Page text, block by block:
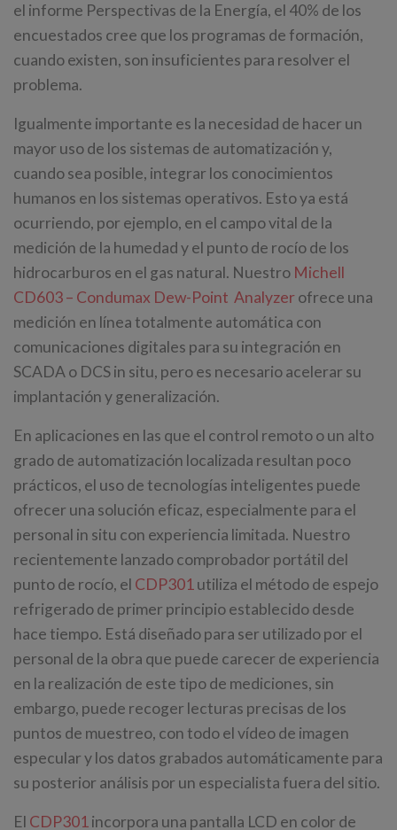
el informe Perspectivas de la Energía, el 40% de los
encuestados cree que los programas de formación,
cuando existen, son insuficientes para resolver el
problema.
Igualmente importante es la necesidad de hacer un
mayor uso de los sistemas de automatización y,
cuando sea posible, integrar los conocimientos
humanos en los sistemas operativos. Esto ya está
ocurriendo, por ejemplo, en el campo vital de la
medición de la humedad y el punto de rocío de los
hidrocarburos en el gas natural. Nuestro Michell
CD603 – Condumax Dew-Point Analyzerofrece una
medición en línea totalmente automática con
comunicaciones digitales para su integración en
SCADA o DCS in situ, pero es necesario acelerar su
implantación y generalización.
En aplicaciones en las que el control remoto o un alto
grado de automatización localizada resultan poco
prácticos, el uso de tecnologías inteligentes puede
ofrecer una solución eficaz, especialmente para el
personal in situ con experiencia limitada. Nuestro
recientemente lanzado comprobador portátil del
punto de rocío, el CDP301 utiliza el método de espejo
refrigerado de primer principio establecido desde
hace tiempo. Está diseñado para ser utilizado por el
personal de la obra que puede carecer de experiencia
en la realización de este tipo de mediciones, sin
embargo, puede recoger lecturas precisas de los
puntos de muestreo, con todo el vídeo de imagen
especular y los datos grabados automáticamente para
su posterior análisis por un especialista fuera del sitio.
El CDP301 incorpora una pantalla LCD en color de